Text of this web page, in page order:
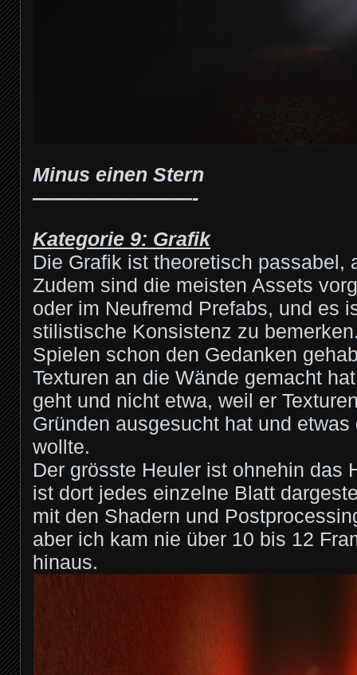
Minus einen Stern
————————-
Kategorie 9: Grafik
Die Grafik ist theoretisch passabel,
Zudem sind die meisten Assets
oder im Neufremd Prefabs, und es
stilistische Konsistenz zu
Spielen schon den Gedanken
Texturen an die Wände gemacht
geht und nicht etwa, weil er
Gründen ausgesucht hat und
wollte.
Der grösste Heuler ist ohnehin das
ist dort jedes einzelne Blatt
mit den Shadern und
aber ich kam nie über 10 bis 12
hinaus.